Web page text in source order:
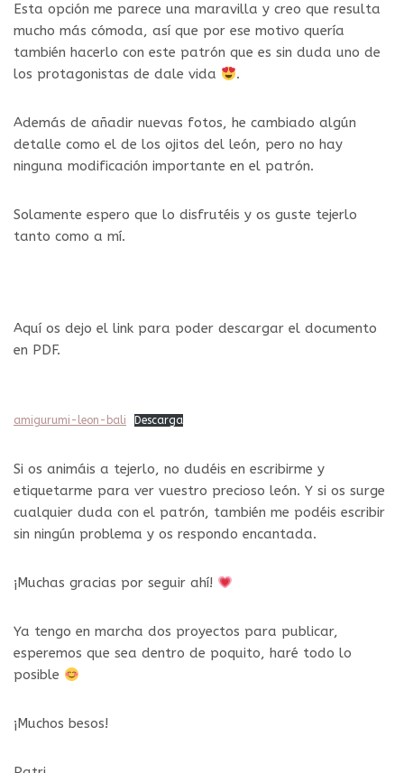
Esta opción me parece una maravilla y creo que resulta
mucho más cómoda, así que por ese motivo quería
también hacerlo con este patrón que es sin duda uno de
los protagonistas de dale vida
.
Además de añadir nuevas fotos, he cambiado algún
detalle como el de los ojitos del león, pero no hay
ninguna modificación importante en el patrón.
Solamente espero que lo disfrutéis y os guste tejerlo
tanto como a mí.
Aquí os dejo el link para poder descargar el documento
en PDF.
amigurumi-leon-bali Descarga
Si os animáis a tejerlo, no dudéis en escribirme y
etiquetarme para ver vuestro precioso león. Y si os surge
cualquier duda con el patrón, también me podéis escribir
sin ningún problema y os respondo encantada.
¡Muchas gracias por seguir ahí!
Ya tengo en marcha dos proyectos para publicar,
esperemos que sea dentro de poquito, haré todo lo
posible
¡Muchos besos!